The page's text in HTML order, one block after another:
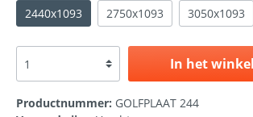
2440x1093 2750x1093 3050x1093
In het
Productnummer: GOLFPLAAT 244